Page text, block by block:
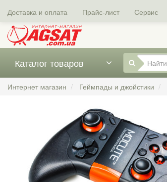
Доставка и оплата Прайс-лист Сервис
Каталог товаров
Интернет магазин Геймпады и джойстики